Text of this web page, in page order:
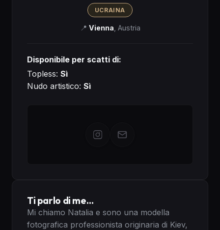
UCRAINA
📍 Vienna Austria
Disponibile per scatti di:
Topless: Sì
Nudo artistico: Sì
Ti parlo di me…
Mi chiamo Natalia e sono una modella
fotografica professionista originaria di Kiev,